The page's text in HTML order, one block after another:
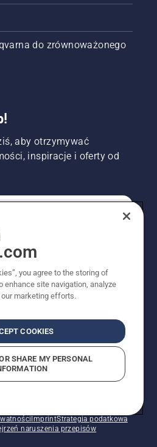
do zrównoważonego
aby otrzymywać
inspiracje i oferty od
ImprintStrategia podatkowa
naruszenia przepisów
you agree to the storing of
enhance site navigation, analyze
marketing efforts.
COOKIES
SHARE MY PERSONAL